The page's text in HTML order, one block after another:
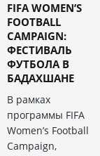
FIFA WOMEN’S
FOOTBALL
CAMPAIGN:
ФЕСТИВАЛЬ
ФУТБОЛА В
БАДАХШАНЕ
В рамках
программы FIFA
Women’s Football
Campaign,